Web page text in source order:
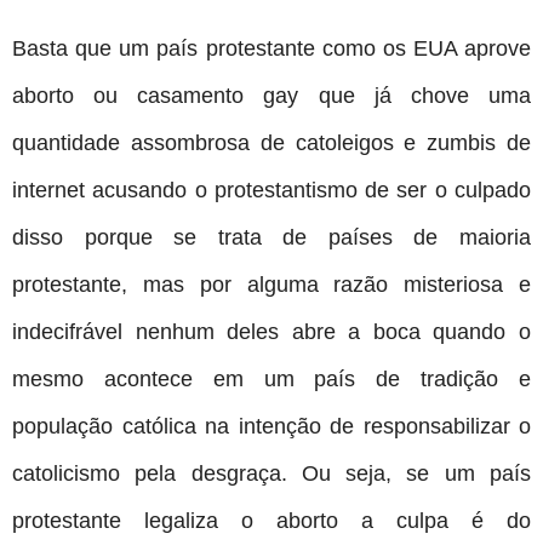
Basta que um país protestante como os EUA aprove
aborto ou casamento gay que já chove uma
quantidade assombrosa de catoleigos e zumbis de
internet acusando o protestantismo de ser o culpado
disso porque se trata de países de maioria
protestante, mas por alguma razão misteriosa e
indecifrável nenhum deles abre a boca quando o
mesmo acontece em um país de tradição e
população católica na intenção de responsabilizar o
catolicismo pela desgraça. Ou seja, se um país
protestante legaliza o aborto a culpa é do